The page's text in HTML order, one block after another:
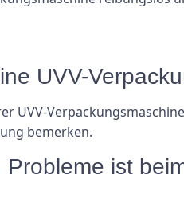
UVV-
UVV-
bemerken.
ist